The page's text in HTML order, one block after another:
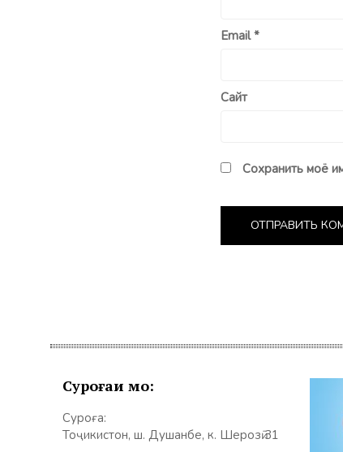
Email*
Сайт
Сохранить моё
Суроғаи мо:
Суроға:
Тоҷикистон, ш. Душанбе, к. Шерозӣ 31